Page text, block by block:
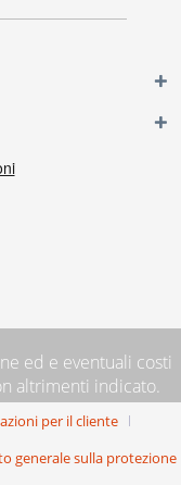
ed e eventuali costi
altrimenti indicato.
per il cliente
generale sulla protezione